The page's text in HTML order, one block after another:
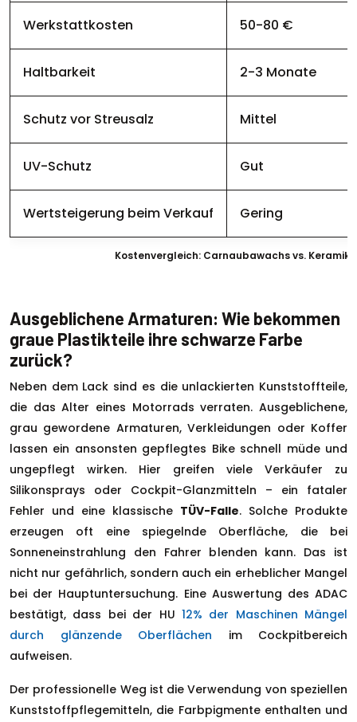
Kostenvergleich: Carnaubawachs vs.
Werkstattkosten 50-80 €
Haltbarkeit 2-3 Monate
Schutz vor Streusalz Mittel
UV-Schutz Gut
Wertsteigerung beim Verkauf Gering
Ausgeblichene Armaturen: Wie bekommen
graue Plastikteile ihre schwarze Farbe
zurück?
Neben dem Lack sind es die unlackierten Kunststoffteile,
die das Alter eines Motorrads verraten. Ausgeblichene,
grau gewordene Armaturen, Verkleidungen oder Koffer
lassen ein ansonsten gepflegtes Bike schnell müde und
ungepflegt wirken. Hier greifen viele Verkäufer zu
Silikonsprays oder Cockpit-Glanzmitteln – ein fataler
Fehler und eine klassische TÜV-Falle. Solche Produkte
erzeugen oft eine spiegelnde Oberfläche, die bei
Sonneneinstrahlung den Fahrer blenden kann. Das ist
nicht nur gefährlich, sondern auch ein erheblicher Mangel
bei der Hauptuntersuchung. Eine Auswertung des ADAC
bestätigt, dass bei der HU 12% der Maschinen Mängel
durch glänzende Oberflächen im Cockpitbereich
aufweisen.
Der professionelle Weg ist die Verwendung von speziellen
Kunststoffpflegemitteln, die Farbpigmente enthalten und